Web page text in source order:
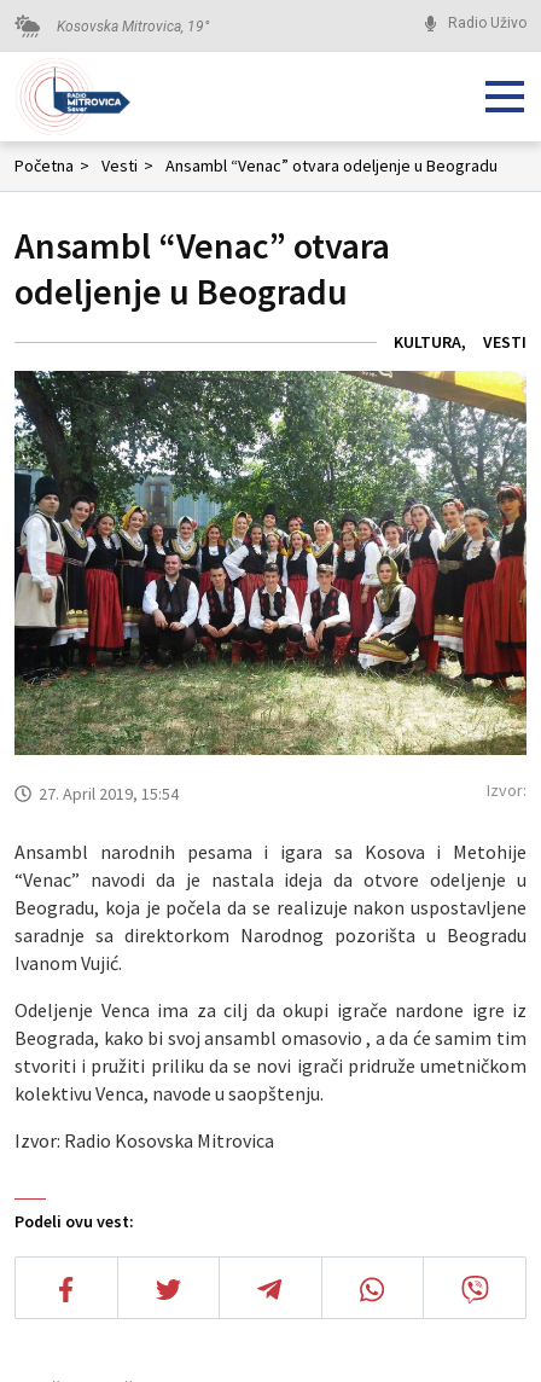
Kosovska Mitrovica, 19° Radio Uživo
Početna > Vesti > Ansambl “Venac” otvara odeljenje u Beogradu
Ansambl “Venac” otvara
odeljenje u Beogradu
KULTURA VESTI
Podeli ovu vest:
27. April 2019, 15:54 Izvor:
Ansambl narodnih pesama i igara sa Kosova i Metohije
“Venac” navodi da je nastala ideja da otvore odeljenje u
Beogradu, koja je počela da se realizuje nakon uspostavljene
saradnje sa direktorkom Narodnog pozorišta u Beogradu
Ivanom Vujić.
Odeljenje Venca ima za cilj da okupi igrače nardone igre iz
Beograda, kako bi svoj ansambl omasovio , a da će samim tim
stvoriti i pružiti priliku da se novi igrači pridruže umetničkom
kolektivu Venca, navode u saopštenju.
Izvor: Radio Kosovska Mitrovica